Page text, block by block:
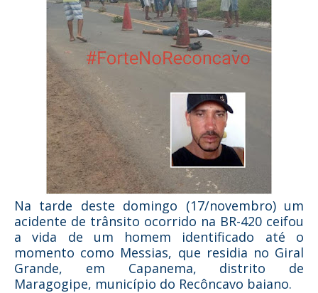
Na tarde deste domingo (17/novembro) um
acidente de trânsito ocorrido na BR-420 ceifou
a vida de um homem identificado até o
momento como Messias, que residia no Giral
Grande, em Capanema, distrito de
Maragogipe, município do Recôncavo baiano.